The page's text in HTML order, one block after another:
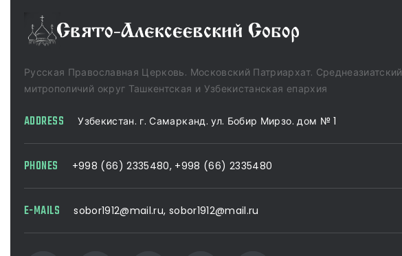
Русская Православная Церковь. Московский Патриархат. Среднеазиатский
митрополичий округ Ташкентская и Узбекистанская епархия
ADDRESS Узбекистан. г. Самарканд. ул. Бобир Мирзо. дом № 1
PHONES +998 (66) 2335480, +998 (66) 2335480
E-MAILS sobor1912@mail.ru, sobor1912@mail.ru